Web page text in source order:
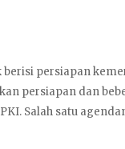
berisi persiapan
persiapan dan
Salah satu